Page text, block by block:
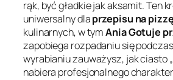
rąk, być gładkie jak aksamit. Ten
uniwersalny dlaprzepisu na pizzę
kulinarnych, w tymAnia Gotuje
zapobiega rozpadaniu się
wyrabianiu zauważysz, jak ciasto
nabiera profesjonalnego